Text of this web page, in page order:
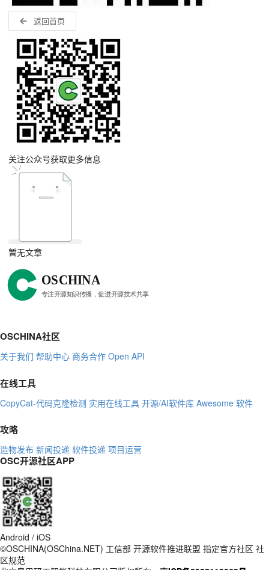
返回首页
关注公众号获取更多信息
暂无文章
OSCHINA社区
关于我们 帮助中心 商务合作 Open API
在线工具
CopyCat-代码克隆检测 实用在线工具 开源/AI软件库 Awesome 软件
攻略
造物发布 新闻投递 软件投递 项目运营
OSC开源社区APP
Android / iOS
©OSCHINA(OSChina.NET) 工信部 开源软件推进联盟 指定官方社区 社
区规范